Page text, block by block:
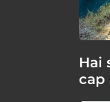
Hai
cap